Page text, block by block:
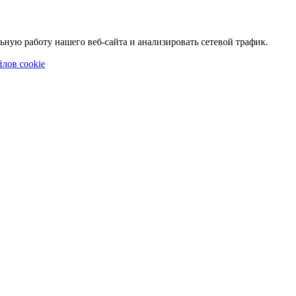
работу нашего веб-сайта и анализировать сетевой трафик.
cookie